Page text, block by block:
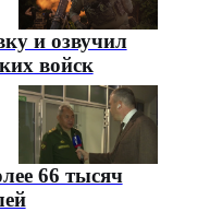
и озвучил
войск
66 тысяч